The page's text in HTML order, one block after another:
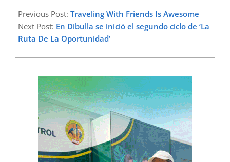
07-
17
Previous Post: Traveling With Friends Is Awesome
Next Post: En Dibulla se inició el segundo ciclo de ‘La
Ruta De La Oportunidad’